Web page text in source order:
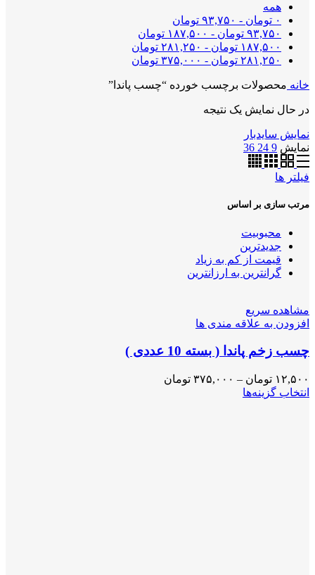
همه
۰ تومان - ۹۳,۷۵۰ تومان
۹۳,۷۵۰ تومان - ۱۸۷,۵۰۰ تومان
۱۸۷,۵۰۰ تومان - ۲۸۱,۲۵۰ تومان
۲۸۱,۲۵۰ تومان - ۳۷۵,۰۰۰ تومان
خانه محصولات برچسب خورده “چسب پاندا”
در حال نمایش یک نتیجه
نمایش سایدبار
نمایش 9
24
36
فیلتر ها
مرتب سازی بر اساس
محبوبیت
جدیدترین
قیمت از کم به زیاد
گرانترین به ارزانترین
مشاهده سریع
افزودن به علاقه مندی ها
چسب زخم پاندا ( بسته 10 عددی )
۱۲,۵۰۰ تومان – ۳۷۵,۰۰۰ تومان
انتخاب گزینه‌ها